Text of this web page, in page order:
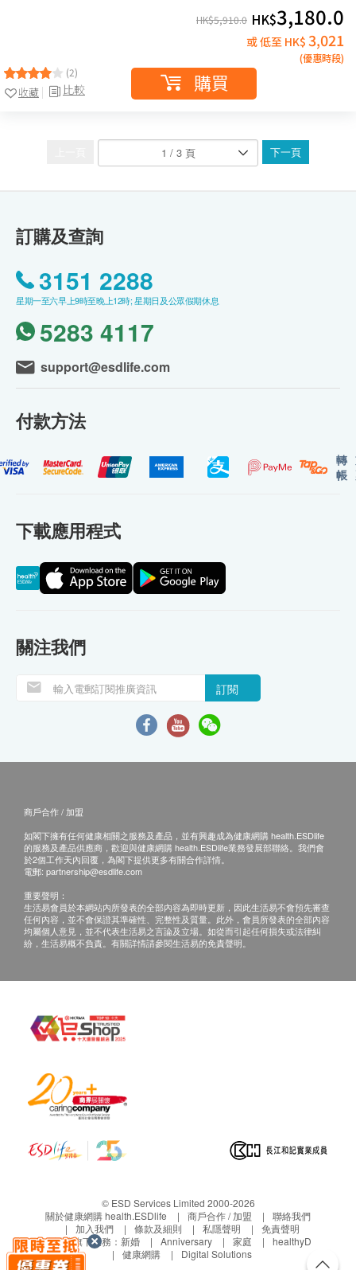
(2)
比較
收藏
HK$5,910.0 HK$3,180.0
或 低至 HK$ 3,021
(優惠時段)
購買
下一頁
訂購及查詢
3151 2288
星期一至六早上9時至晚上12時; 星期日及公眾假期休息
5283 4117
support@esdlife.com
付款方法
轉
帳
下載應用程式
關注我們
訂閱
商戶合作 / 加盟
如閣下擁有任何健康相關之服務及產品，並有興趣成為健康網購 health.ESDlife
的服務及產品供應商，歡迎與健康網購 health.ESDlife業務發展部聯絡。我們會
於2個工作天內回覆，為閣下提供更多有關合作詳情。
電郵: partnership@esdlife.com
重要聲明：
生活易會員於本網站內所發表的全部內容為即時更新，因此生活易不會預先審查
任何內容，並不會保證其準確性、完整性及質量。此外，會員所發表的全部內容
均屬個人意見，並不代表生活易之言論及立場。如從而引起任何損失或法律糾
紛，生活易概不負責。有關詳情請參閱生活易的免責聲明。
© ESD Services Limited 2000-2026
關於健康網購 health.ESDlife
商戶合作 / 加盟
聯絡我們
加入我們
條款及細則 私隱聲明
免責聲明
生活易旗下業務： 新婚 Anniversary 家庭
healthyD
健康網購
Digital Solutions